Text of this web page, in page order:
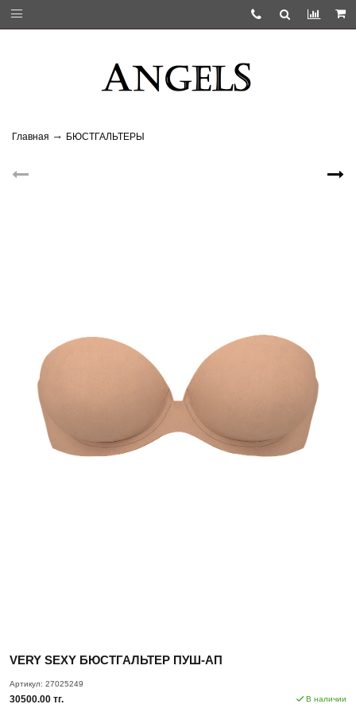
Главная БЮСТГАЛЬТЕРЫ
VERY SEXY БЮСТГАЛЬТЕР ПУШ-АП
Артикул: 27025249
30500.00 тг. В наличии